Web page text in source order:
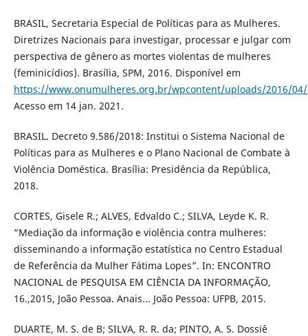
BRASIL, Secretaria Especial de Políticas para as Mulheres.
Diretrizes Nacionais para investigar, processar e julgar com
perspectiva de gênero as mortes violentas de mulheres
(feminicídios). Brasília, SPM, 2016. Disponível em
https://www.onumulheres.org.br/wpcontent/uploads/2016/
Acesso em 14 jan. 2021.
BRASIL. Decreto 9.586/2018: Institui o Sistema Nacional de
Políticas para as Mulheres e o Plano Nacional de Combate à
Violência Doméstica. Brasília: Presidência da República,
2018.
CORTES, Gisele R.; ALVES, Edvaldo C.; SILVA, Leyde K. R.
“Mediação da informação e violência contra mulheres:
disseminando a informação estatística no Centro Estadual
de Referência da Mulher Fátima Lopes”. In: ENCONTRO
NACIONAL de PESQUISA EM CIÊNCIA DA INFORMAÇÃO,
16.,2015, João Pessoa. Anais... João Pessoa: UFPB, 2015.
DUARTE, M. S. de B; SILVA, R. R. da; PINTO, A. S. Dossiê